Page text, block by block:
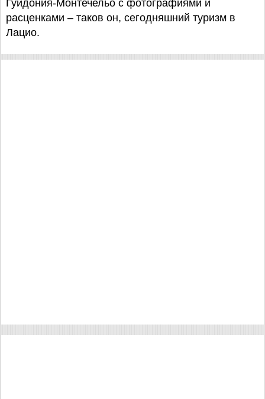
Гуидония-Монтечельо с фотографиями и
расценками – таков он, сегодняшний туризм в
Лацио.